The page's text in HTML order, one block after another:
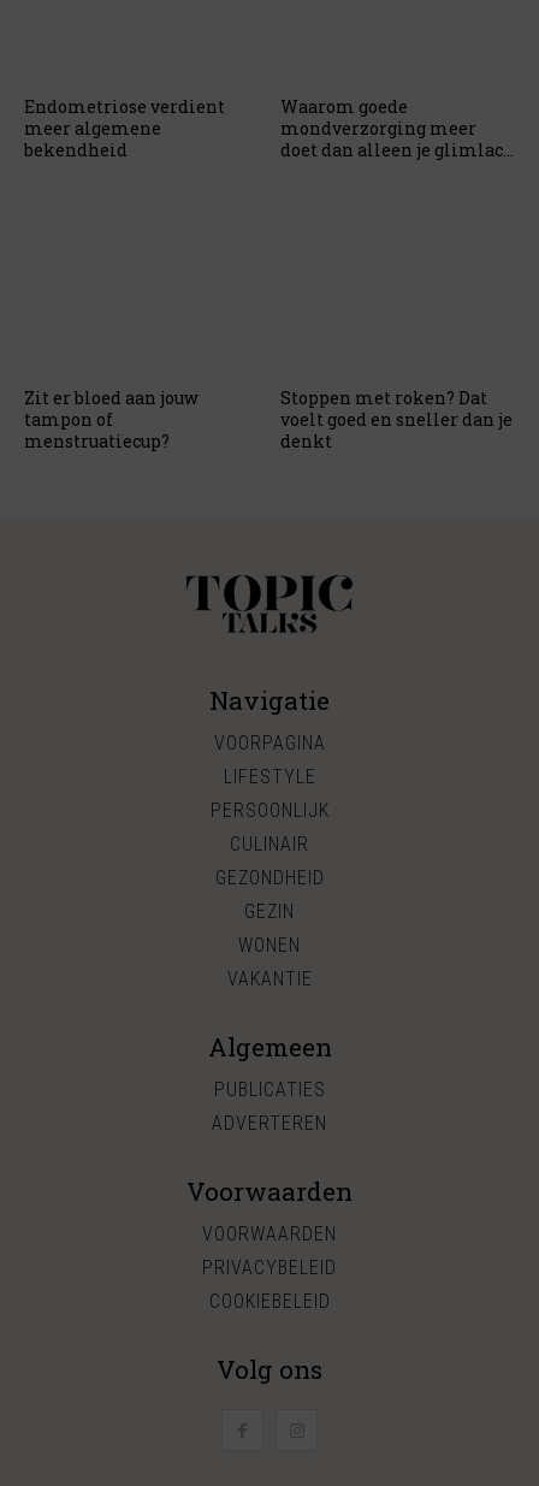
Endometriose verdient
meer algemene
bekendheid
Waarom goede
mondverzorging meer
doet dan alleen je glimlach
Zit er bloed aan jouw
tampon of
menstruatiecup?
Stoppen met roken? Dat
voelt goed en sneller dan je
denkt
Navigatie
VOORPAGINA
LIFESTYLE
PERSOONLIJK
CULINAIR
GEZONDHEID
GEZIN
WONEN
VAKANTIE
Algemeen
PUBLICATIES
ADVERTEREN
Voorwaarden
VOORWAARDEN
PRIVACYBELEID
COOKIEBELEID
Volg ons